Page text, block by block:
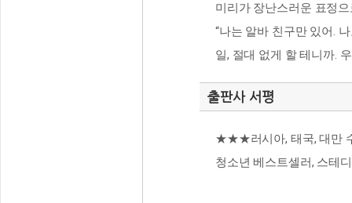
미리가 장난스러운 표정
“나는 알바 친구만 있어.
일, 절대 없게 할 테니까.
출판사 서평
★★★러시아, 태국, 대
청소년 베스트셀러, 스테